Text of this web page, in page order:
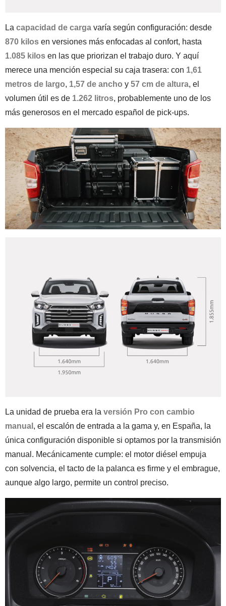
La capacidad de carga varía según configuración: desde
870 kilos en versiones más enfocadas al confort, hasta
1.085 kilos en las que priorizan el trabajo duro. Y aquí
merece una mención especial su caja trasera: con 1,61
metros de largo, 1,57 de ancho y 57 cm de altura, el
volumen útil es de 1.262 litros, probablemente uno de los
más generosos en el mercado español de pick-ups.
La unidad de prueba era la versión Pro con cambio
manual , el escalón de entrada a la gama y, en España, la
única configuración disponible si optamos por la transmisión
manual. Mecánicamente cumple: el motor diésel empuja
con solvencia, el tacto de la palanca es firme y el embrague,
aunque algo largo, permite un control preciso.